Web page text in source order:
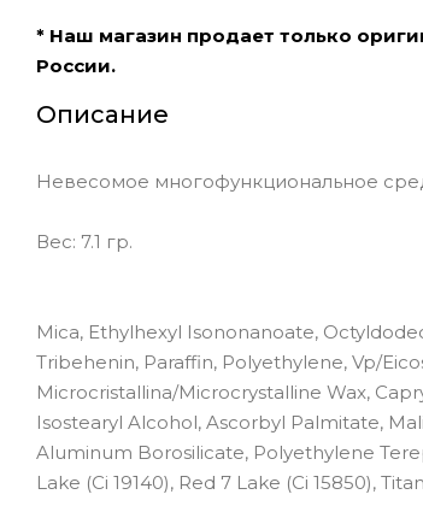
* Наш магазин продает только
России.
Описание
Невесомое многофункциональное
Вес: 7.1 гр.
Mica, Ethylhexyl Isononanoate,
Tribehenin, Paraffin, Polyethylene, Vp/
Microcristallina/Microcrystalline Wax,
Isostearyl Alcohol, Ascorbyl Palmitate,
Aluminum Borosilicate, Polyethylene
Lake (Ci 19140), Red 7 Lake (Ci 15850),